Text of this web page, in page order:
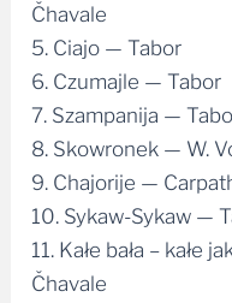
Čhavale
5. Ciajo — Tabor
6. Czumajle — Tabor
7. Szampanija —
8. Skowronek — W.
9. Chajorije —
10. Sykaw-Sykaw —
11. Kałe bała – kałe
Čhavale